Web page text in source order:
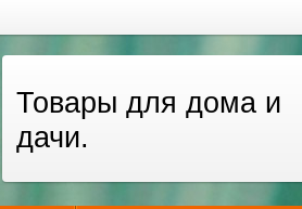
Товары для дома и
дачи.